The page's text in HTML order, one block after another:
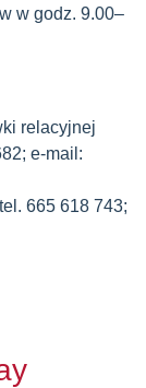
w godz. 9.00–
relacyjnej
e-mail:
665 618 743;